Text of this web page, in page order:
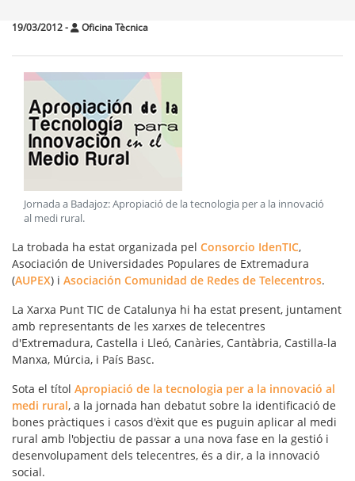
19/03/2012- Oficina Tècnica
Jornada a Badajoz: Apropiació de la tecnologia per a la innovació
al medi rural.
La trobada ha estat organizada pel Consorcio IdenTIC,
Asociación de Universidades Populares de Extremadura
(AUPEX) i Asociación Comunidad de Redes de Telecentros.
La Xarxa Punt TIC de Catalunya hi ha estat present, juntament
amb representants de les xarxes de telecentres
d'Extremadura, Castella i Lleó, Canàries, Cantàbria, Castilla-la
Manxa, Múrcia, i País Basc.
Sota el títol Apropiació de la tecnologia per a la innovació al
medi rural, a la jornada han debatut sobre la identificació de
bones pràctiques i casos d'èxit que es puguin aplicar al medi
rural amb l'objectiu de passar a una nova fase en la gestió i
desenvolupament dels telecentres, és a dir, a la innovació
social.